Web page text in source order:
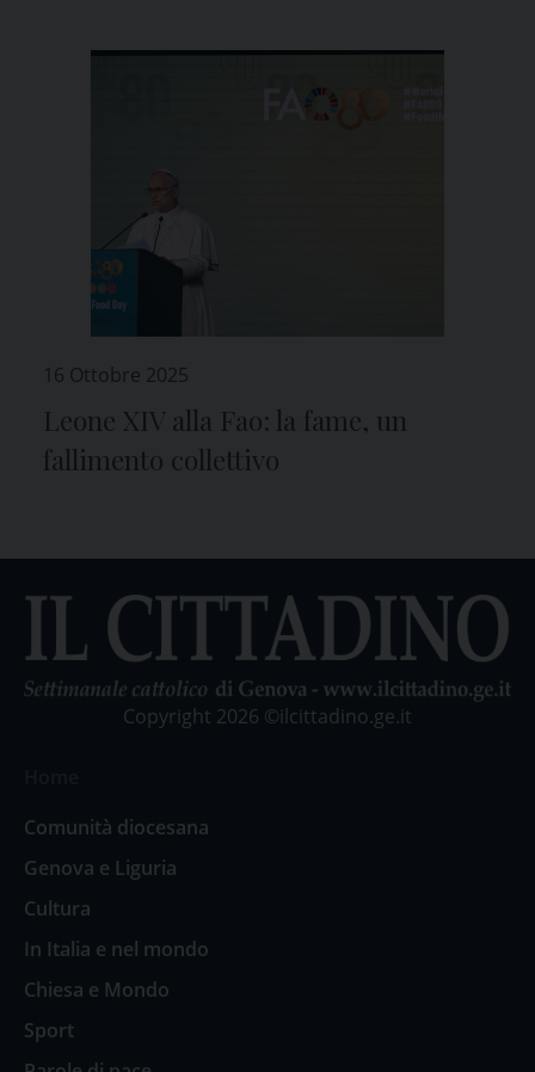
16 Ottobre 2025
Leone XIV alla Fao: la fame, un
fallimento collettivo
Copyright 2026 ©ilcittadino.ge.it
Comunità diocesana
Genova e Liguria
Cultura
In Italia e nel mondo
Chiesa e Mondo
Sport